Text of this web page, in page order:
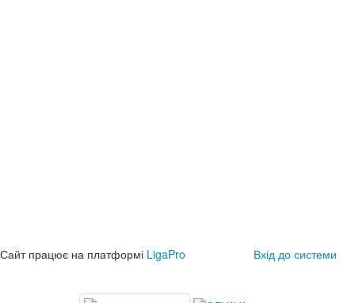
Сайт працює на платформі LigaPro Вхід до системи